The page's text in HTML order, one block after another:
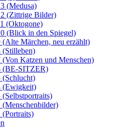
(Medusa)
(Zittrige Bilder)
(Oktogone)
(Blick in den Spiegel)
(Alte Märchen, neu erzählt)
(Stilleben)
(Von Katzen und Menschen)
(BE-SITZER)
(Schlucht)
(Ewigkeit)
(Selbstportraits)
(Menschenbilder)
(Portraits)